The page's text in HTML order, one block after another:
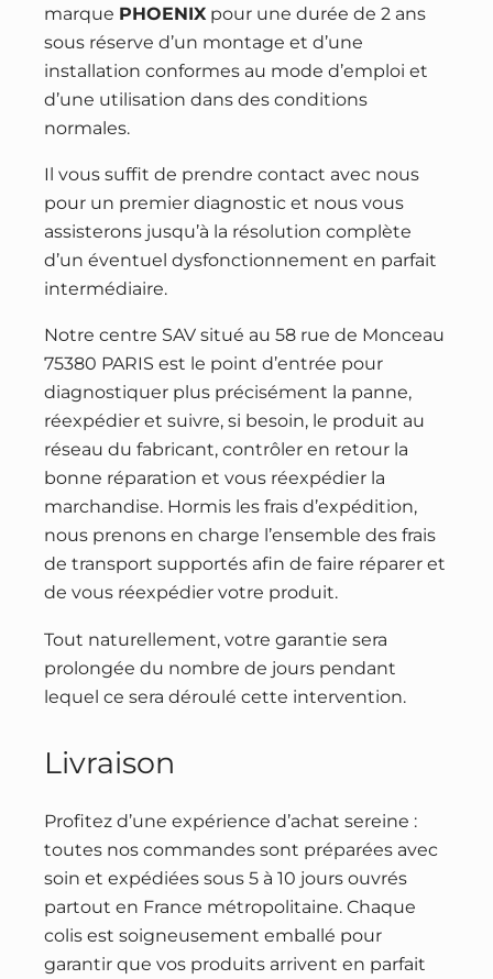
marque PHOENIXpour une durée de 2 ans
sous réserve d’un montage et d’une
installation conformes au mode d’emploi et
d’une utilisation dans des conditions
normales.
Il vous suffit de prendre contact avec nous
pour un premier diagnostic et nous vous
assisterons jusqu’à la résolution complète
d’un éventuel dysfonctionnement en parfait
intermédiaire.
Notre centre SAV situé au 58 rue de Monceau
75380 PARIS est le point d’entrée pour
diagnostiquer plus précisément la panne,
réexpédier et suivre, si besoin, le produit au
réseau du fabricant, contrôler en retour la
bonne réparation et vous réexpédier la
marchandise. Hormis les frais d’expédition,
nous prenons en charge l’ensemble des frais
de transport supportés afin de faire réparer et
de vous réexpédier votre produit.
Tout naturellement, votre garantie sera
prolongée du nombre de jours pendant
lequel ce sera déroulé cette intervention.
Livraison
Profitez d’une expérience d’achat sereine :
toutes nos commandes sont préparées avec
soin et expédiées sous 5 à 10 jours ouvrés
partout en France métropolitaine. Chaque
colis est soigneusement emballé pour
garantir que vos produits arrivent en parfait